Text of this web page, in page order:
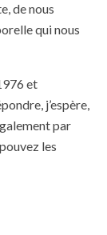
de nous
qui nous
et
j’espère,
par
les